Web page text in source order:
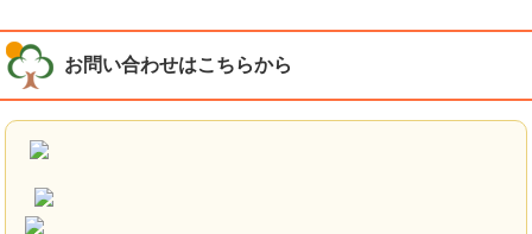
お問い合わせはこちらから